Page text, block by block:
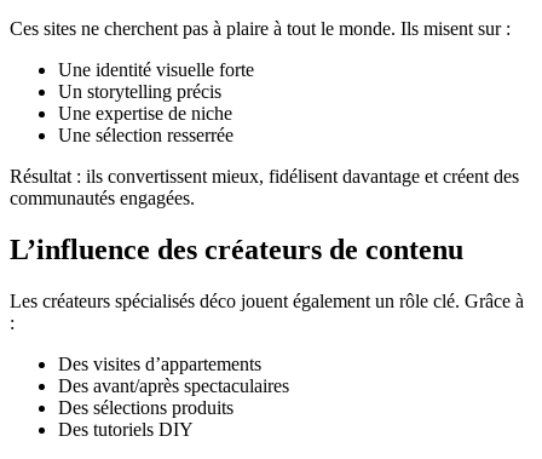
Ces sites ne cherchent pas à plaire à tout le monde. Ils misent sur :
Une identité visuelle forte
Un storytelling précis
Une expertise de niche
Une sélection resserrée
Résultat : ils convertissent mieux, fidélisent davantage et créent des
communautés engagées.
L’influence des créateurs de contenu
Les créateurs spécialisés déco jouent également un rôle clé. Grâce à
:
Des visites d’appartements
Des avant/après spectaculaires
Des sélections produits
Des tutoriels DIY